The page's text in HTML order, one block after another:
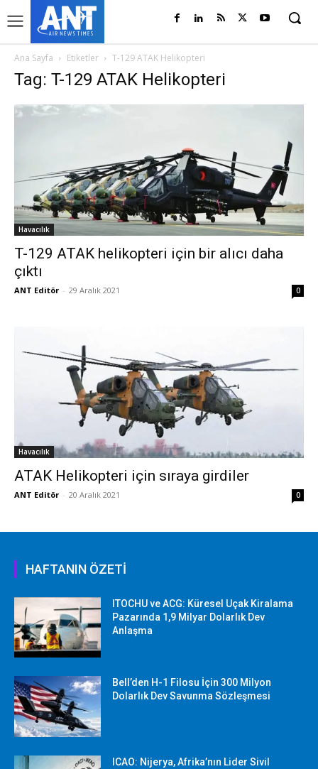
Ana Sayfa Etiketler T-129 ATAK Helikopteri
Tag: T-129 ATAK Helikopteri
Havacılık
T-129 ATAK helikopteri için bir alıcı daha
çıktı
ANT Editör - 29 Aralık 2021 0
Havacılık
ATAK Helikopteri için sıraya girdiler
ANT Editör - 20 Aralık 2021 0
HAFTANIN ÖZETİ
ITOCHU ve ACG: Küresel Uçak Kiralama
Pazarında 1,9 Milyar Dolarlık Dev
Anlaşma
Bell’den H-1 Filosu İçin 300 Milyon
Dolarlık Dev Savunma Sözleşmesi
ICAO: Nijerya, Afrika’nın Lider Sivil